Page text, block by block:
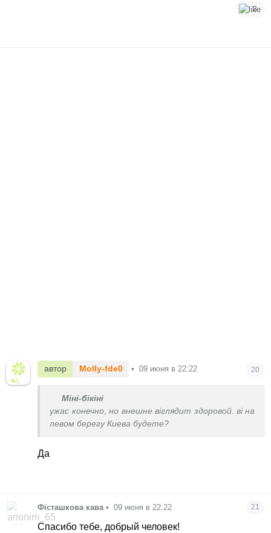
3
автор Molly-fde0 • 09 июня в 22:22 20
Міні-бікіні
ужас конечно, но внешне віглядит здоровой. ві на
левом берегу Киева будете?
Да
Фісташкова кава • 09 июня в 22:22 21
Спасибо тебе, добрый человек!